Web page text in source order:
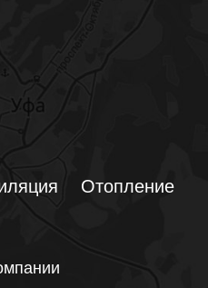
Отопление